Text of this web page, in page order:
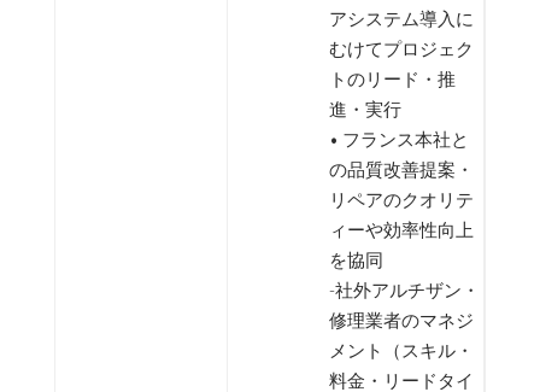
アシステム導入に
むけてプロジェク
トのリード・推
進・実行
• フランス本社と
の品質改善提案・
リペアのクオリテ
ィーや効率性向上
を協同
-社外アルチザン・
修理業者のマネジ
メント（スキル・
料金・リードタイ